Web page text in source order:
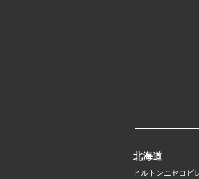
北海道
ヒルトンニセコビ